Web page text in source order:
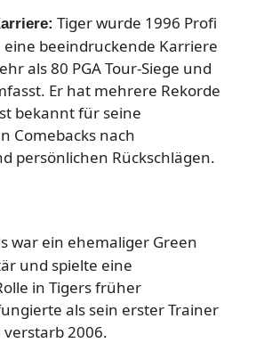
Tiger wurde 1996 Profi
beeindruckende Karriere
als 80 PGA Tour-Siege und
Er hat mehrere Rekorde
bekannt für seine
Comebacks nach
persönlichen Rückschlägen.
war ein ehemaliger Green
und spielte eine
in Tigers früher
als sein erster Trainer
verstarb 2006.